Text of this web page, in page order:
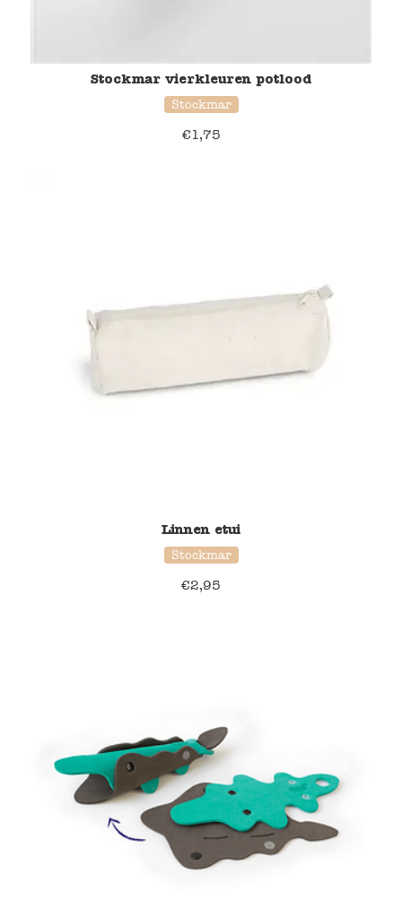
Stockmar vierkleuren potlood
Stockmar
€1,75
Linnen etui
Stockmar
€2,95